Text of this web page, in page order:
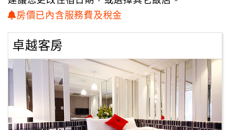
顧
務
意
房價已內含服務費及稅金
卓越客房